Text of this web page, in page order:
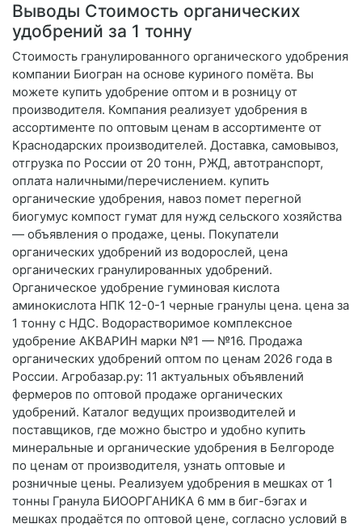
Выводы Стоимость органических
удобрений за 1 тонну
Стоимость гранулированного органического удобрения
компании Биогран на основе куриного помёта. Вы
можете купить удобрение оптом и в розницу от
производителя. Компания реализует удобрения в
ассортименте по оптовым ценам в ассортименте от
Краснодарских производителей. Доставка, самовывоз,
отгрузка по России от 20 тонн, РЖД, автотранспорт,
оплата наличными/перечислением. купить
органические удобрения, навоз помет перегной
биогумус компост гумат для нужд сельского хозяйства
— объявления о продаже, цены. Покупатели
органических удобрений из водорослей, цена
органических гранулированных удобрений.
Органическое удобрение гуминовая кислота
аминокислота НПК 12-0-1 черные гранулы цена. цена за
1 тонну с НДС. Водорастворимое комплексное
удобрение АКВАРИН марки №1 — №16. Продажа
органических удобрений оптом по ценам 2026 года в
России. Агробазар.ру: 11 актуальных объявлений
фермеров по оптовой продаже органических
удобрений. Каталог ведущих производителей и
поставщиков, где можно быстро и удобно купить
минеральные и органические удобрения в Белгороде
по ценам от производителя, узнать оптовые и
розничные цены. Реализуем удобрения в мешках от 1
тонны Гранула БИООРГАНИКА 6 мм в биг-бэгах и
мешках продаётся по оптовой цене, согласно условий в